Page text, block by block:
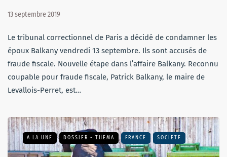
13 septembre 2019
Le tribunal correctionnel de Paris a décidé de condamner les
époux Balkany vendredi 13 septembre. Ils sont accusés de
fraude fiscale. Nouvelle étape dans l’affaire Balkany. Reconnu
coupable pour fraude fiscale, Patrick Balkany, le maire de
Levallois-Perret, est…
A LA UNE DOSSIER - THEMA FRANCE SOCIÉTÉ